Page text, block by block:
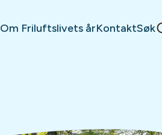
Om Friluftslivets årKontaktSøk